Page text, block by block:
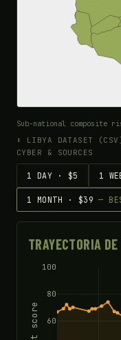
Sub-national composite
⬇ LIBYA DATASET
CYBER & SOURCES
1 DAY · $5 1
1 MONTH · $39—
TRAYECTORIA
60
80
100